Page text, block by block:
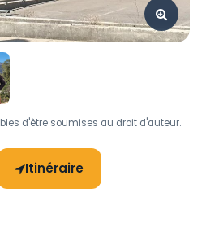
d'être soumises au droit d'auteur.
Itinéraire